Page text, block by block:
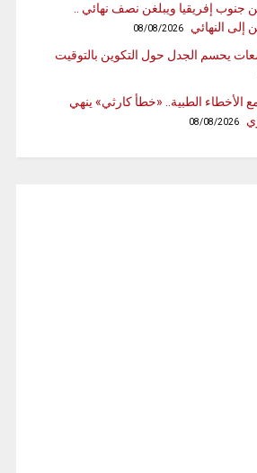
جنوب إفريقيا ويبلغن نصف نهائي ..
إلى النهائي
08/08/2026
يحسم الجدل حول التكوين بالتوقيت
مع الأخطاء الطبية.. «خطأ كارثي» ينهي
08/08/2026